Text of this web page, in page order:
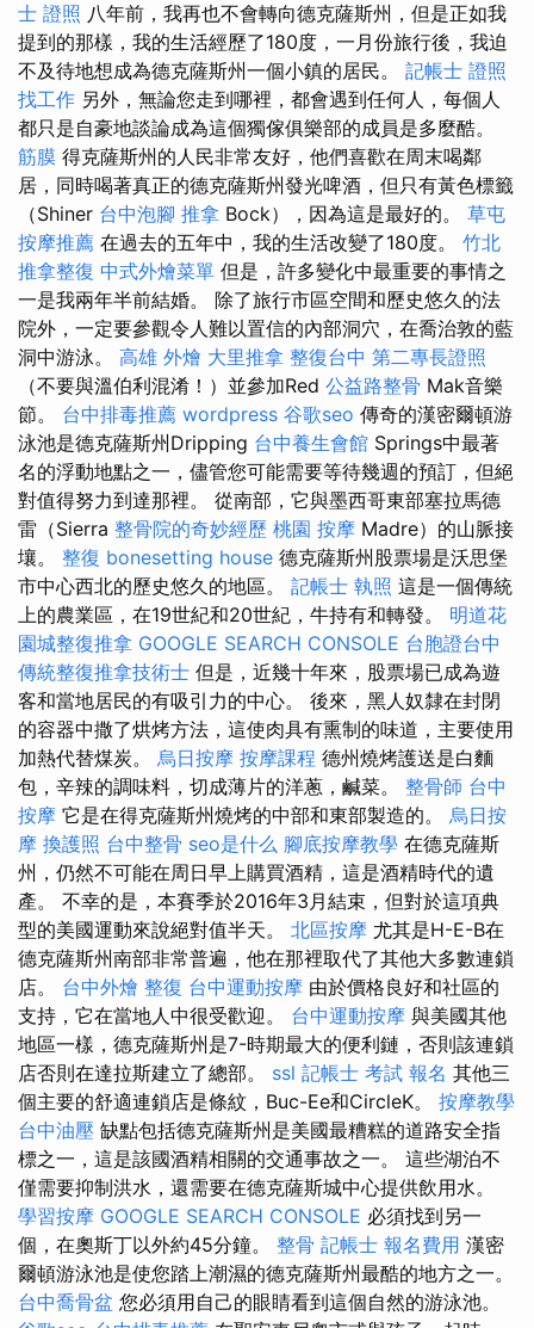
士 證照 八年前，我再也不會轉向德克薩斯州，但是正如我
提到的那樣，我的生活經歷了180度，一月份旅行後，我迫
不及待地想成為德克薩斯州一個小鎮的居民。 記帳士 證照
找工作 另外，無論您走到哪裡，都會遇到任何人，每個人
都只是自豪地談論成為這個獨傢俱樂部的成員是多麼酷。
筋膜 得克薩斯州的人民非常友好，他們喜歡在周末喝鄰
居，同時喝著真正的德克薩斯州發光啤酒，但只有黃色標籤
（Shiner 台中泡腳 推拿 Bock），因為這是最好的。 草屯
按摩推薦 在過去的五年中，我的生活改變了180度。 竹北
推拿整復 中式外燴菜單 但是，許多變化中最重要的事情之
一是我兩年半前結婚。 除了旅行市區空間和歷史悠久的法
院外，一定要參觀令人難以置信的內部洞穴，在喬治敦的藍
洞中游泳。 高雄 外燴 大里推拿 整復台中 第二專長證照
（不要與溫伯利混淆！）並參加Red 公益路整骨 Mak音樂
節。 台中排毒推薦 wordpress 谷歌seo 傳奇的漢密爾頓游
泳池是德克薩斯州Dripping 台中養生會館 Springs中最著
名的浮動地點之一，儘管您可能需要等待幾週的預訂，但絕
對值得努力到達那裡。 從南部，它與墨西哥東部塞拉馬德
雷（Sierra 整骨院的奇妙經歷 桃園 按摩 Madre）的山脈接
壤。 整復 bonesetting house 德克薩斯州股票場是沃思堡
市中心西北的歷史悠久的地區。 記帳士 執照 這是一個傳統
上的農業區，在19世紀和20世紀，牛持有和轉發。 明道花
園城整復推拿 GOOGLE SEARCH CONSOLE 台胞證台中
傳統整復推拿技術士 但是，近幾十年來，股票場已成為遊
客和當地居民的有吸引力的中心。 後來，黑人奴隸在封閉
的容器中撒了烘烤方法，這使肉具有熏制的味道，主要使用
加熱代替煤炭。 烏日按摩 按摩課程 德州燒烤護送是白麵
包，辛辣的調味料，切成薄片的洋蔥，鹹菜。 整骨師 台中
按摩 它是在得克薩斯州燒烤的中部和東部製造的。 烏日按
摩 換護照 台中整骨 seo是什么 腳底按摩教學 在德克薩斯
州，仍然不可能在周日早上購買酒精，這是酒精時代的遺
產。 不幸的是，本賽季於2016年3月結束，但對於這項典
型的美國運動來說絕對值半天。 北區按摩 尤其是H-E-B在
德克薩斯州南部非常普遍，他在那裡取代了其他大多數連鎖
店。 台中外燴 整復 台中運動按摩 由於價格良好和社區的
支持，它在當地人中很受歡迎。 台中運動按摩 與美國其他
地區一樣，德克薩斯州是7-時期最大的便利鏈，否則該連鎖
店否則在達拉斯建立了總部。 ssl 記帳士 考試 報名 其他三
個主要的舒適連鎖店是條紋，Buc-Ee和CircleK。 按摩教學
台中油壓 缺點包括德克薩斯州是美國最糟糕的道路安全指
標之一，這是該國酒精相關的交通事故之一。 這些湖泊不
僅需要抑制洪水，還需要在德克薩斯城中心提供飲用水。
學習按摩 GOOGLE SEARCH CONSOLE 必須找到另一
個，在奧斯丁以外約45分鐘。 整骨 記帳士 報名費用 漢密
爾頓游泳池是使您踏上潮濕的德克薩斯州最酷的地方之一。
台中喬骨盆 您必須用自己的眼睛看到這個自然的游泳池。